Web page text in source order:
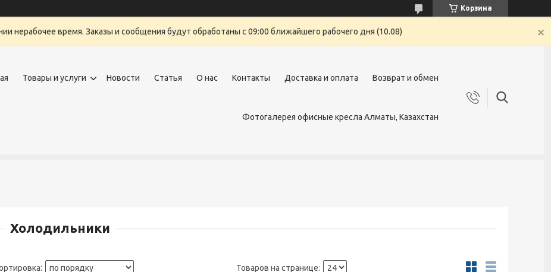
Корзина
нерабочее время. Заказы и сообщения будут обработаны с 09:00 ближайшего рабочего дня (10.08)
Товары и услуги Новости Статья О нас Контакты Доставка и оплата Возврат и обмен
Фотогалерея офисные кресла Алматы, Казахстан
Холодильники